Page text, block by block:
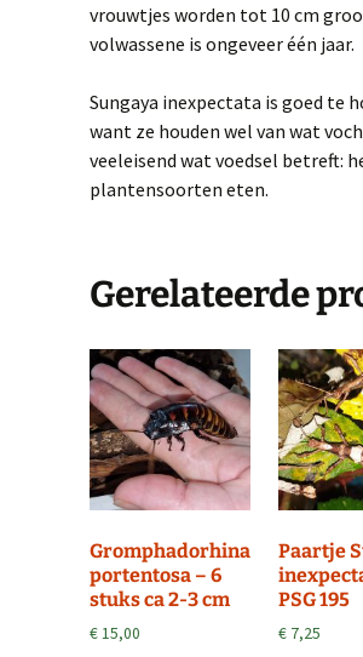
vrouwtjes worden tot 10 cm
volwassene is ongeveer één jaar.
Sungaya inexpectata is goed te
want ze houden wel van wat
veeleisend wat voedsel betreft:
plantensoorten eten.
Gerelateerde
Gromphadorhina
portentosa – 6
stuks ca 2-3 cm
€15,00
Paartje
PSG 195
€ 7,25